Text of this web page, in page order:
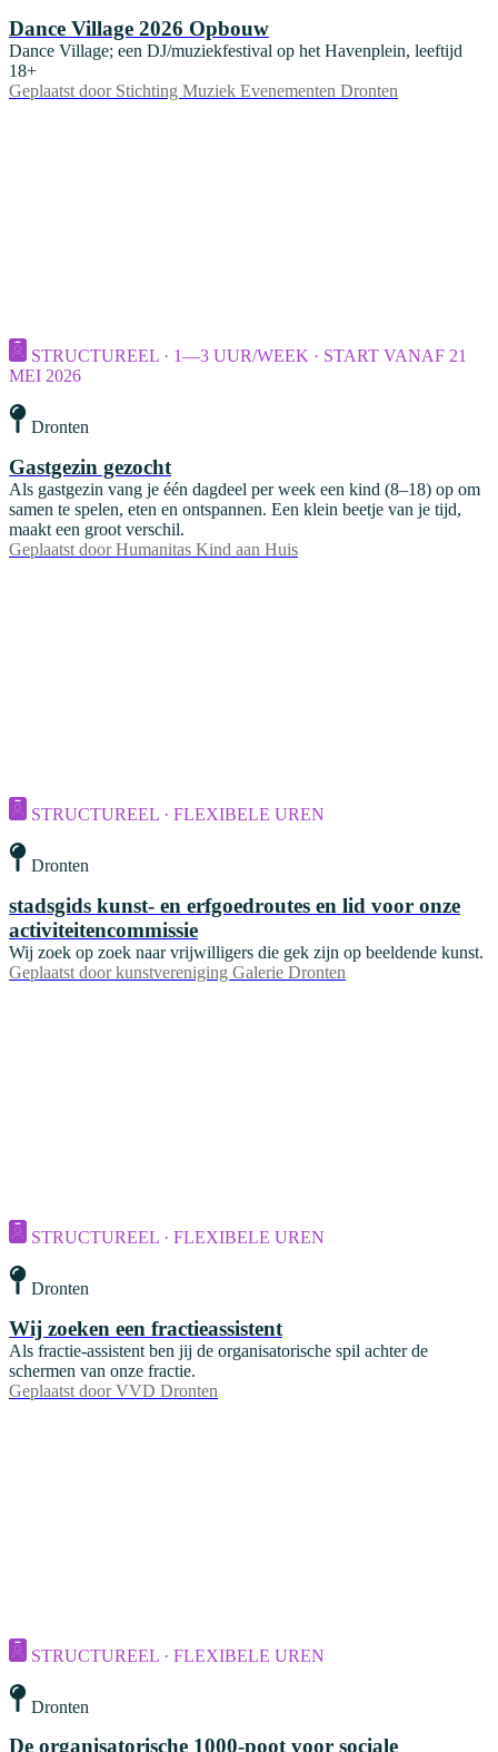
Dance Village 2026 Opbouw
Dance Village; een DJ/muziekfestival op het Havenplein, leeftijd
18+
Geplaatst door Stichting Muziek Evenementen Dronten
STRUCTUREEL · 1—3 UUR/WEEK · START VANAF 21
MEI 2026
Dronten
Gastgezin gezocht
Als gastgezin vang je één dagdeel per week een kind (8–18) op om
samen te spelen, eten en ontspannen. Een klein beetje van je tijd,
maakt een groot verschil.
Geplaatst door Humanitas Kind aan Huis
STRUCTUREEL · FLEXIBELE UREN
Dronten
stadsgids kunst- en erfgoedroutes en lid voor onze
activiteitencommissie
Wij zoek op zoek naar vrijwilligers die gek zijn op beeldende kunst.
Geplaatst door kunstvereniging Galerie Dronten
STRUCTUREEL · FLEXIBELE UREN
Dronten
Wij zoeken een fractieassistent
Als fractie-assistent ben jij de organisatorische spil achter de
schermen van onze fractie.
Geplaatst door VVD Dronten
STRUCTUREEL · FLEXIBELE UREN
Dronten
De organisatorische 1000-poot voor sociale